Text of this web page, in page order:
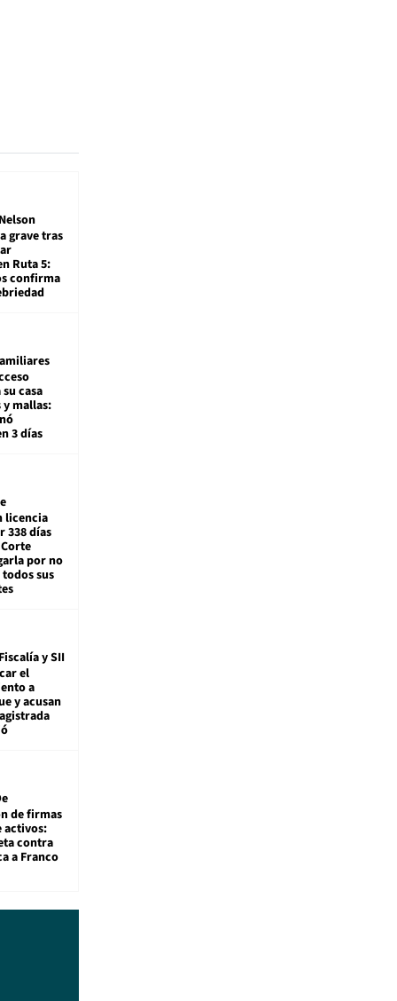
Nelson
grave tras
Ruta 5:
confirma
casa
mallas:
3 días
licencia
338 días
por no
sus
Fiscalía y SII
el
a
y acusan
de firmas
activos:
contra
a Franco